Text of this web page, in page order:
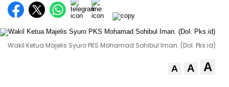
Wakil Ketua Majelis Syuro PKS Mohamad Sohibul Iman. (Dol. Pks.id)
A A A